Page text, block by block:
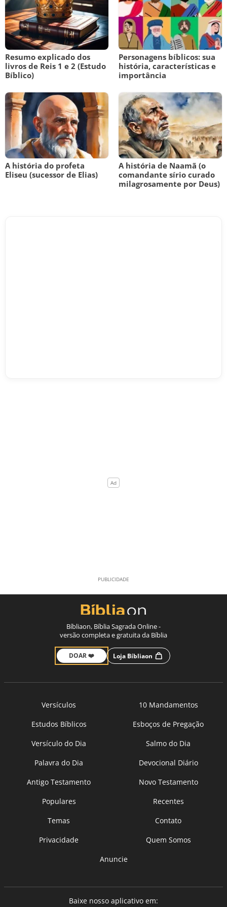
Resumo explicado dos
livros de Reis 1 e 2 (Estudo
Bíblico)
Personagens bíblicos: sua
história, características e
importância
A história do profeta
Eliseu (sucessor de Elias)
A história de Naamã (o
comandante sírio curado
milagrosamente por Deus)
Bíbliaon, Bíblia Sagrada Online -
versão completa e gratuita da Bíblia
DOAR ❤️ Loja Bíbliaon
Versículos
10 Mandamentos
Estudos Bíblicos
Esboços de Pregação
Versículo do Dia
Salmo do Dia
Palavra do Dia
Devocional Diário
Antigo Testamento
Novo Testamento
Populares
Recentes
Temas
Contato
Privacidade
Quem Somos
Anuncie
Baixe nosso aplicativo em: